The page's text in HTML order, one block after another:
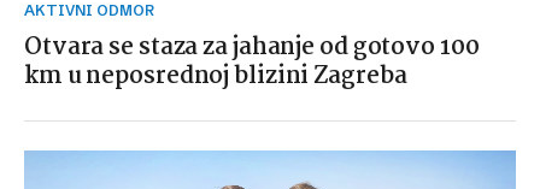
AKTIVNI ODMOR
Otvara se staza za jahanje od gotovo 100
km u neposrednoj blizini Zagreba